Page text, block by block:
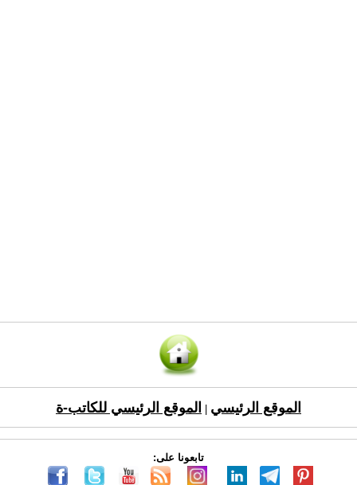
الموقع الرئيسي الموقع الرئيسي للكاتب-ة
تابعونا على: